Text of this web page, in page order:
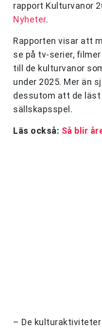
rapport Kulturvanor
Nyheter.
Rapporten visar att
se på tv-serier,
till de kulturvanor
under 2025. Mer än
dessutom att de
sällskapsspel.
Läs också: Så blir
– De